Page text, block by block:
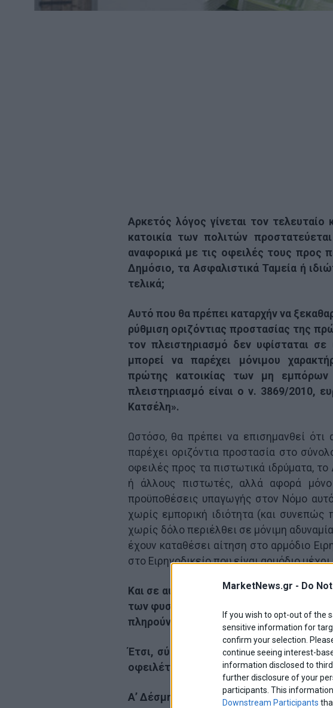
MarketNews.gr - Do
If you wish to opt-out of the
sensitive information for
confirm your selection.
continue seeing interest-
information disclosed to
further disclosure of your
participants. This
Downstream Participants
Αρκετός λόγος γίνεται τον
κατοικία των πολιτών
αναφορικά με τις οφειλές τους προς
Δημόσιο, τα Ασφαλιστικά Ταμεία ή
τελικά;
Αυτό που θα πρέπει καταρχήν να
ρύθμιση οριζόντιας προστασίας της
τον πλειστηριασμό δεν υφίσταται
μπορεί να παρέχει μόνιμου
πρώτης κατοικίας των μη
πλειστηριασμό είναι ο ν. 3869/2010,
Κατσέλη».
Ωστόσο, θα πρέπει να επισημανθεί
παρέχει οριζόντια προστασία στο
οφειλές προς τα πιστωτικά ιδρύματα,
ή άλλους πιστωτές, αλλά αφορά
προϋποθέσεις υπαγωγής στον Νόμο
χωρίς εμπορική ιδιότητα (και συνεπώς
χωρίς δόλο περιέλθει σε μόνιμη
έχουν καταθέσει αίτηση στο αρμόδιο
στο Ειρηνοδικείο που είναι αρμόδιο
Και σε αυτή όμως την περίπτωση, για
των φυσικών προσώπων που δεν έχουν
πληρούνται συγκεκριμένες και
Έτσι, σύμφωνα με το άρθρο 9 παρ. 2
οφειλέτης να πληροί μία από τις
Α’ Δέσμη Προϋποθέσεων που πρέπει να